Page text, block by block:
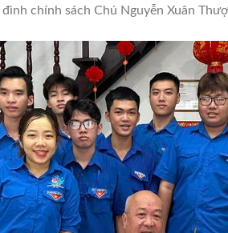
chính sách Chú Nguyễn Xuân